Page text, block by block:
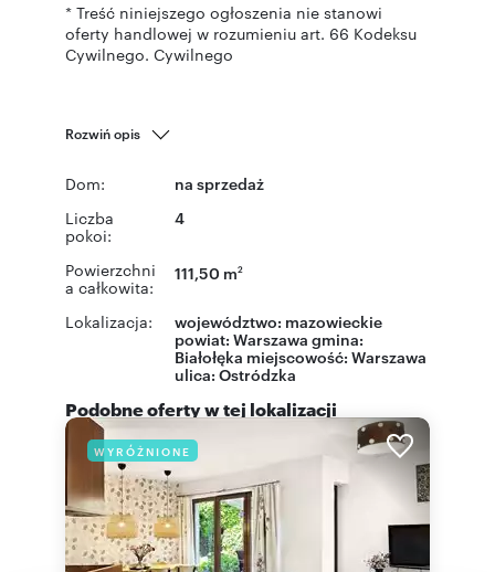
* Treść niniejszego ogłoszenia nie stanowi
oferty handlowej w rozumieniu art. 66 Kodeksu
Cywilnego. Cywilnego
Rozwiń opis
Dom: na sprzedaż
Liczba
pokoi:
4
Powierzchni
a całkowita:
111,50 m2
Lokalizacja: województwo: mazowieckie
powiat: Warszawa gmina:
Białołęka miejscowość: Warszawa
ulica: Ostródzka
Podobne oferty w tej lokalizacji
WYRÓŻNIONE